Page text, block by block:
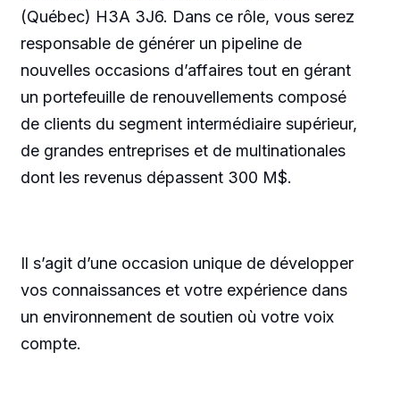
(Québec) H3A 3J6. Dans ce rôle, vous serez
responsable de générer un pipeline de
nouvelles occasions d’affaires tout en gérant
un portefeuille de renouvellements composé
de clients du segment intermédiaire supérieur,
de grandes entreprises et de multinationales
dont les revenus dépassent 300 M$.
Il s’agit d’une occasion unique de développer
vos connaissances et votre expérience dans
un environnement de soutien où votre voix
compte.